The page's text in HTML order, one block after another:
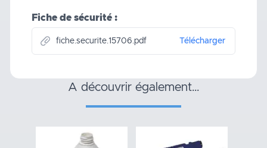
Fiche de sécurité :
fiche.securite.15706.pdf Télécharger
a découvrir également…